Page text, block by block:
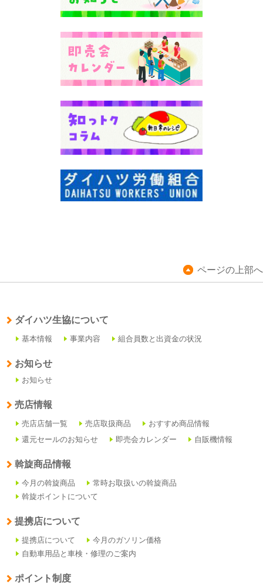
ページの上部へ
ダイハツ生協について
基本情報 事業内容 組合員数と出資金の状況
お知らせ
お知らせ
売店情報
売店店舗一覧 売店取扱商品
おすすめ商品情報
還元セールのお知らせ
即売会カレンダー 自販機情報
斡旋商品情報
今月の斡旋商品
常時お取扱いの斡旋商品
斡旋ポイントについて
提携店について
提携店について
今月のガソリン価格
自動車用品と車検・修理のご案内
ポイント制度